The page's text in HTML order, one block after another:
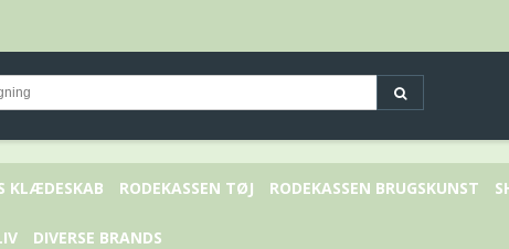
KLÆDESKAB RODEKASSEN TØJ RODEKASSEN BRUGSKUNST
DIVERSE BRANDS